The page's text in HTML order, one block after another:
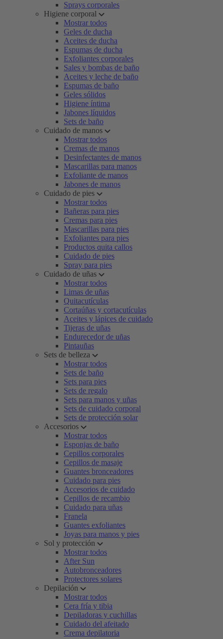
Sprays corporales
Higiene corporal
Mostrar todos
Geles de ducha
Aceites de ducha
Espumas de ducha
Exfoliantes corporales
Sales y bombas de baño
Aceites y leche de baño
Espumas de baño
Geles sólidos
Higiene íntima
Jabones líquidos
Sets de baño
Cuidado de manos
Mostrar todos
Cremas de manos
Desinfectantes de manos
Mascarillas para manos
Exfoliante de manos
Jabones de manos
Cuidado de pies
Mostrar todos
Bañeras para pies
Cremas para pies
Mascarillas para pies
Exfoliantes para pies
Productos quita callos
Cuidado de pies
Spray para pies
Cuidado de uñas
Mostrar todos
Limas de uñas
Quitacutículas
Cortaúñas y cortacutículas
Aceites y lápices de cuidado
Tijeras de uñas
Endurecedor de uñas
Pintauñas
Sets de belleza
Mostrar todos
Sets de baño
Sets para pies
Sets de regalo
Sets para manos y uñas
Sets de cuidado corporal
Sets de protección solar
Accesorios
Mostrar todos
Esponjas de baño
Cepillos corporales
Cepillos de masaje
Guantes bronceadores
Cuidado para pies
Accesorios de cuidado
Cepillos de recambio
Cuidado para uñas
Franela
Guantes exfoliantes
Joyas para manos y pies
Sol y protección
Mostrar todos
After Sun
Autobronceadores
Protectores solares
Depilación
Mostrar todos
Cera fría y tibia
Depiladoras y cuchillas
Cuidado del afeitado
Crema depilatoria